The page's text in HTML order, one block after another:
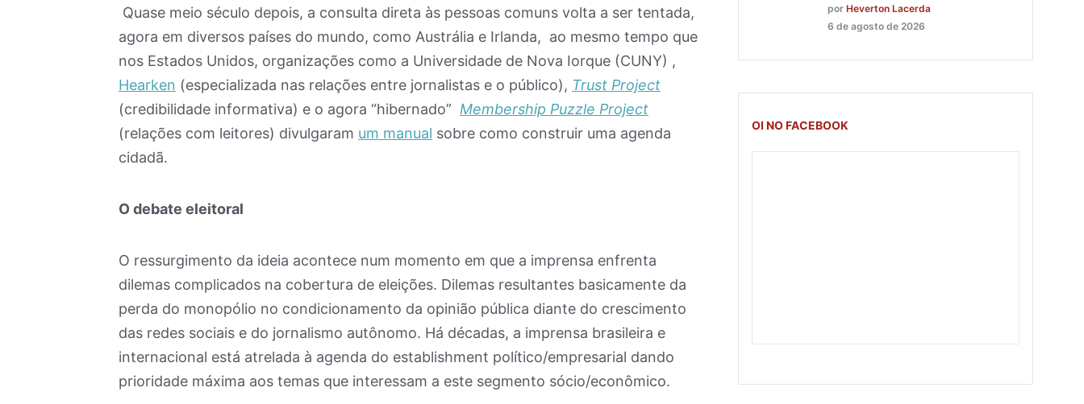
Quase meio século depois, a consulta direta às pessoas comuns volta a ser tentada,
agora em diversos países do mundo, como Austrália e Irlanda, ao mesmo tempo que
nos Estados Unidos, organizações como a Universidade de Nova Iorque (CUNY) ,
Hearken (especializada nas relações entre jornalistas e o público), Trust Project
(credibilidade informativa) e o agora “hibernado” Membership Puzzle Project
(relações com leitores) divulgaram um manual sobre como construir uma agenda
cidadã.
O debate eleitoral
O ressurgimento da ideia acontece num momento em que a imprensa enfrenta
dilemas complicados na cobertura de eleições. Dilemas resultantes basicamente da
perda do monopólio no condicionamento da opinião pública diante do crescimento
das redes sociais e do jornalismo autônomo. Há décadas, a imprensa brasileira e
internacional está atrelada à agenda do establishment político/empresarial dando
prioridade máxima aos temas que interessam a este segmento sócio/econômico.
por Heverton Lacerda
6 de agosto de 2026
OI NO FACEBOOK